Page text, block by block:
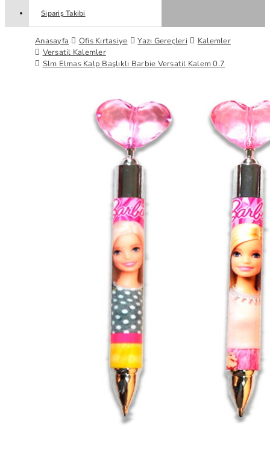
Sipariş Takibi
Anasayfa Ofis Kırtasiye Yazı Gereçleri
Kalemler
Versatil Kalemler
Slm Elmas Kalp Başlıklı Barbie Versatil Kalem 0.7